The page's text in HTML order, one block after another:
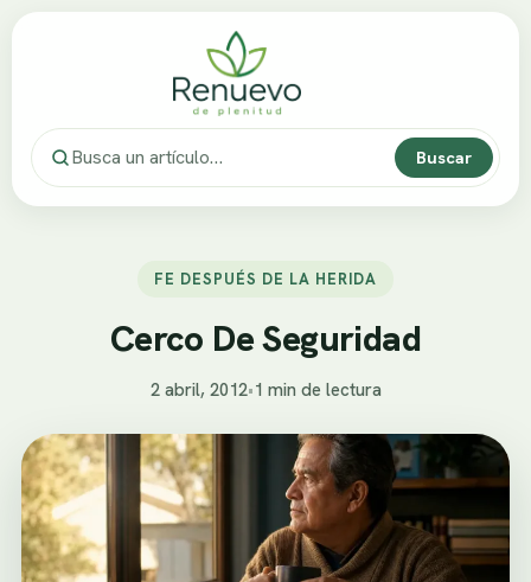
Buscar
FE DESPUÉS DE LA HERIDA
Cerco De Seguridad
2 abril, 2012•1 min de lectura